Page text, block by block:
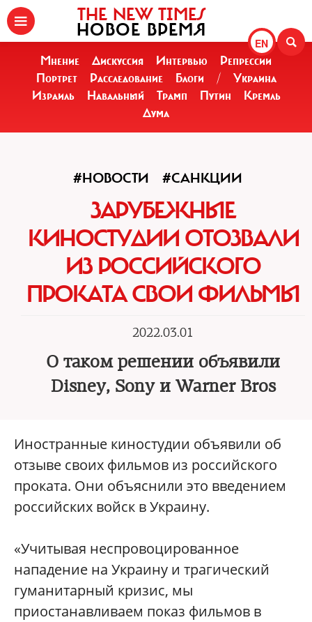
EN
THE NEW TIMES
НОВОЕ ВРЕМЯ
Мнение Дискуссия Интервью
Репрессии
Портрет
Расследование Блоги /
Украина
Израиль
Навальный Трамп Путин
Кремль
Дума
#НОВОСТИ #САНКЦИИ
ЗАРУБЕЖНЫЕ
КИНОСТУДИИ ОТОЗВАЛИ
ИЗ РОССИЙСКОГО
ПРОКАТА СВОИ ФИЛЬМЫ
2022.03.01
О таком решении объявили
Disney, Sony и Warner Bros
Иностранные киностудии объявили об
отзыве своих фильмов из российского
проката. Они объяснили это введением
российских войск в Украину.
«Учитывая неспровоцированное
нападение на Украину и трагический
гуманитарный кризис, мы
приостанавливаем показ фильмов в